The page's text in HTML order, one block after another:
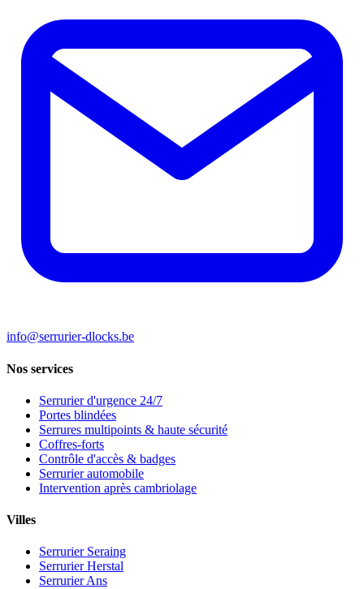
info@serrurier-dlocks.be
Nos services
Serrurier d'urgence 24/7
Portes blindées
Serrures multipoints & haute sécurité
Coffres-forts
Contrôle d'accès & badges
Serrurier automobile
Intervention après cambriolage
Villes
Serrurier Seraing
Serrurier Herstal
Serrurier Ans